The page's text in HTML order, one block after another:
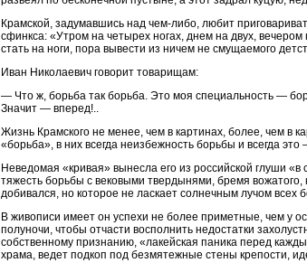
Крамской, задумавшись над чем-либо, любит
сфинкса: «Утром на четырех ногах, днем на двух,
стать на ноги, пора вывести из ничем не смущаемого
Иван Николаевич говорит товарищам:
— Что ж, борьба так борьба. Это моя специальность —
Значит — вперед!..
Жизнь Крамского не менее, чем в картинах, более, чем в
«борьба», в них всегда неизбежность борьбы и всегда
Неведомая «кривая» вынесла его из российской глуши
тяжесть борьбы с вековыми твердынями, бремя
добивался, но которое не ласкает солнечным лучом
В живописи имеет он успехи не более приметные, чем у
полуночи, чтобы отчасти восполнить недостатки
собственному признанию, «лакейская паника перед
храма, ведет подкоп под безмятежные стены крепости,